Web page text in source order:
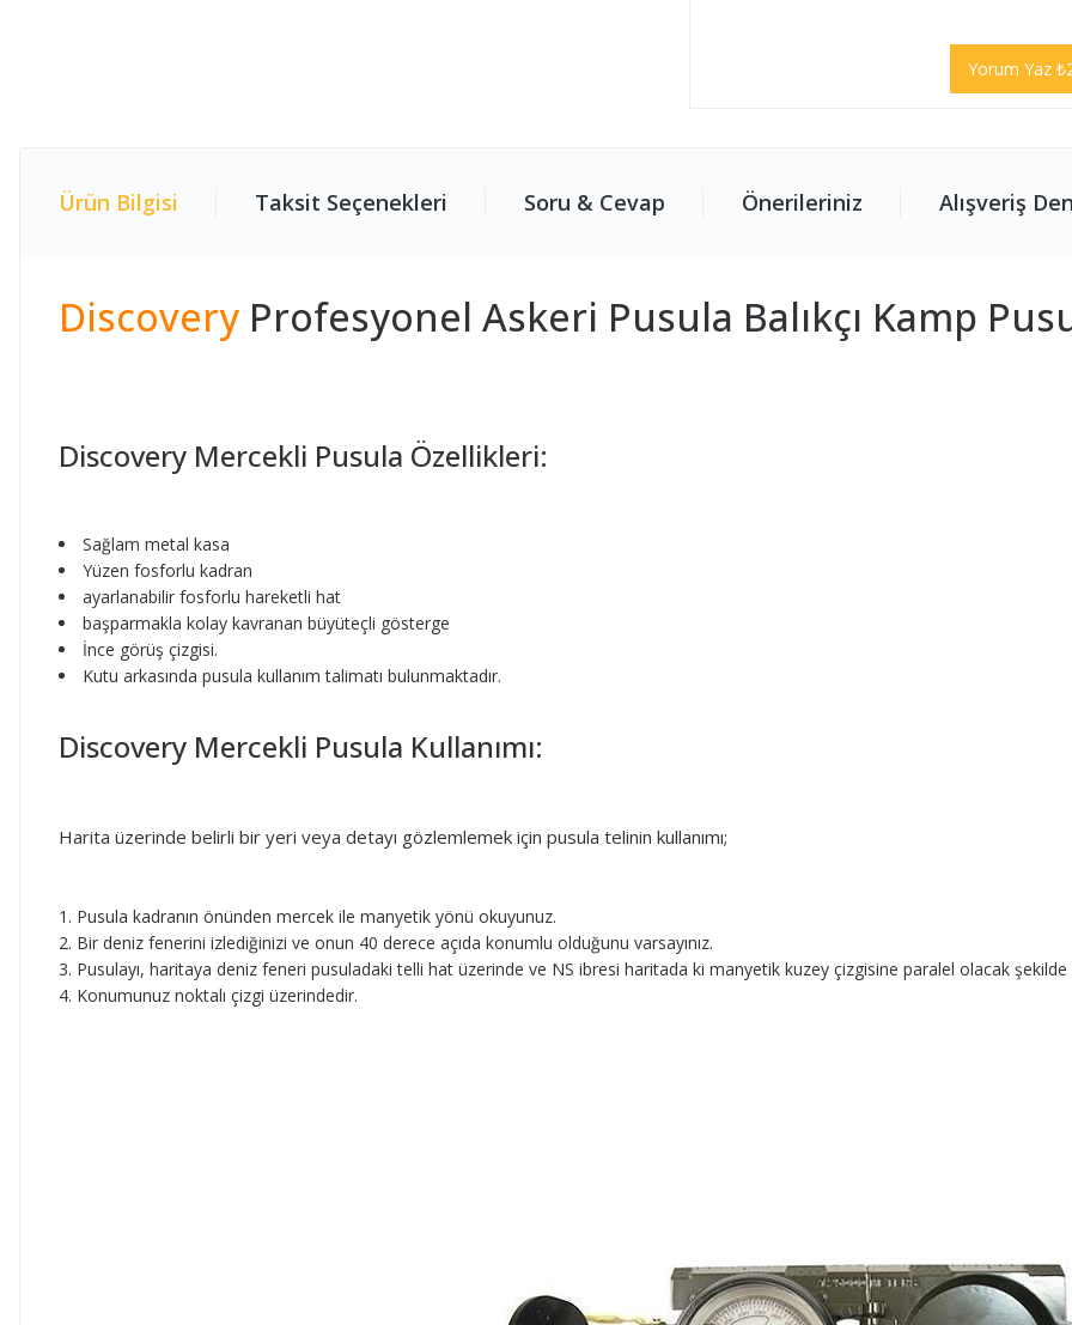
Yorum Yaz
Ürün Bilgisi Taksit Seçenekleri Soru & Cevap Önerileriniz Alışveriş
Discovery Profesyonel Askeri Pusula Balıkçı Kamp
Discovery Mercekli Pusula Özellikleri:
Sağlam metal kasa
Yüzen fosforlu kadran
ayarlanabilir fosforlu hareketli hat
başparmakla kolay kavranan büyüteçli gösterge
İnce görüş çizgisi.
Kutu arkasında pusula kullanım talimatı bulunmaktadır.
Discovery Mercekli Pusula Kullanımı:
Harita üzerinde belirli bir yeri veya detayı gözlemlemek için pusula telinin kullanımı;
Pusula kadranın önünden mercek ile manyetik yönü okuyunuz.
Bir deniz fenerini izlediğinizi ve onun 40 derece açıda konumlu olduğunu varsayınız.
Pusulayı, haritaya deniz feneri pusuladaki telli hat üzerinde ve NS ibresi haritada ki manyetik kuzey çizgisine paralel olacak
Konumunuz noktalı çizgi üzerindedir.